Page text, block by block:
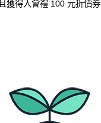
且獲得入會禮 100 元折價券